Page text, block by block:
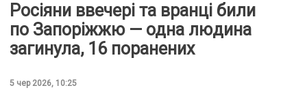
Росіяни ввечері та вранці били
по Запоріжжю — одна людина
загинула, 16 поранених
5 чер 2026, 10:25